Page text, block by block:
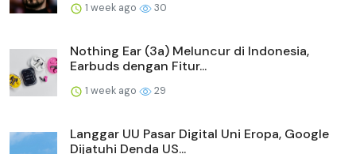
1 week ago 30
Nothing Ear (3a) Meluncur di Indonesia,
Earbuds dengan Fitur...
1 week ago 29
Langgar UU Pasar Digital Uni Eropa, Google
Dijatuhi Denda US...